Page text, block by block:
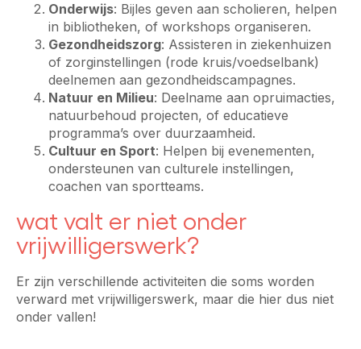
Onderwijs: Bijles geven aan scholieren, helpen
in bibliotheken, of workshops organiseren.
Gezondheidszorg: Assisteren in ziekenhuizen
of zorginstellingen (rode kruis/voedselbank)
deelnemen aan gezondheidscampagnes.
Natuur en Milieu: Deelname aan opruimacties,
natuurbehoud projecten, of educatieve
programma’s over duurzaamheid.
Cultuur en Sport: Helpen bij evenementen,
ondersteunen van culturele instellingen,
coachen van sportteams.
wat valt er niet onder
vrijwilligerswerk?
Er zijn verschillende activiteiten die soms worden
verward met vrijwilligerswerk, maar die hier dus niet
onder vallen!